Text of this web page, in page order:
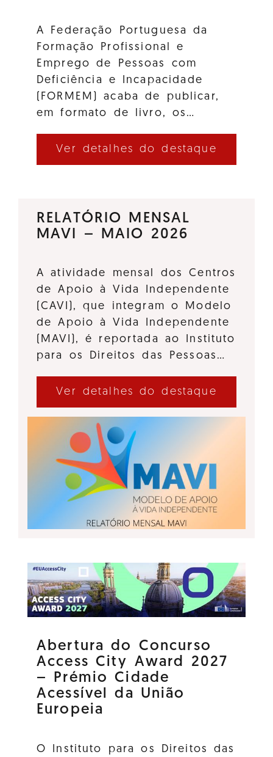
A Federação Portuguesa da
Formação Profissional e
Emprego de Pessoas com
Deficiência e Incapacidade
(FORMEM) acaba de publicar,
em formato de livro, os…
Ver detalhes do destaque
RELATÓRIO MENSAL
MAVI – MAIO 2026
A atividade mensal dos Centros
de Apoio à Vida Independente
(CAVI), que integram o Modelo
de Apoio à Vida Independente
(MAVI), é reportada ao Instituto
para os Direitos das Pessoas…
Ver detalhes do destaque
Abertura do Concurso
Access City Award 2027
– Prémio Cidade
Acessível da União
Europeia
O Instituto para os Direitos das